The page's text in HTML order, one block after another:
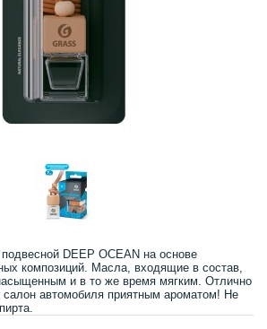
DEEP OCEAN на основе
композиций. Масла, входящие в состав,
и в то же время мягким. Отлично
салон автомобиля приятным ароматом! Не